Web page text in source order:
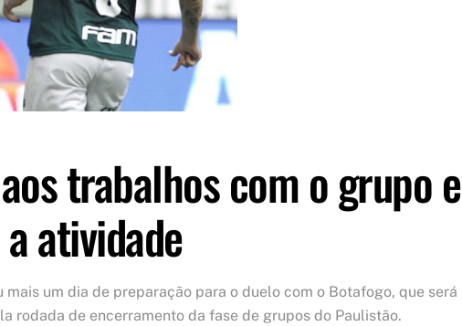
trabalhos com o grupo e
atividade
um dia de preparação para o duelo com o Botafogo, que será
rodada de encerramento da fase de grupos do Paulistão.